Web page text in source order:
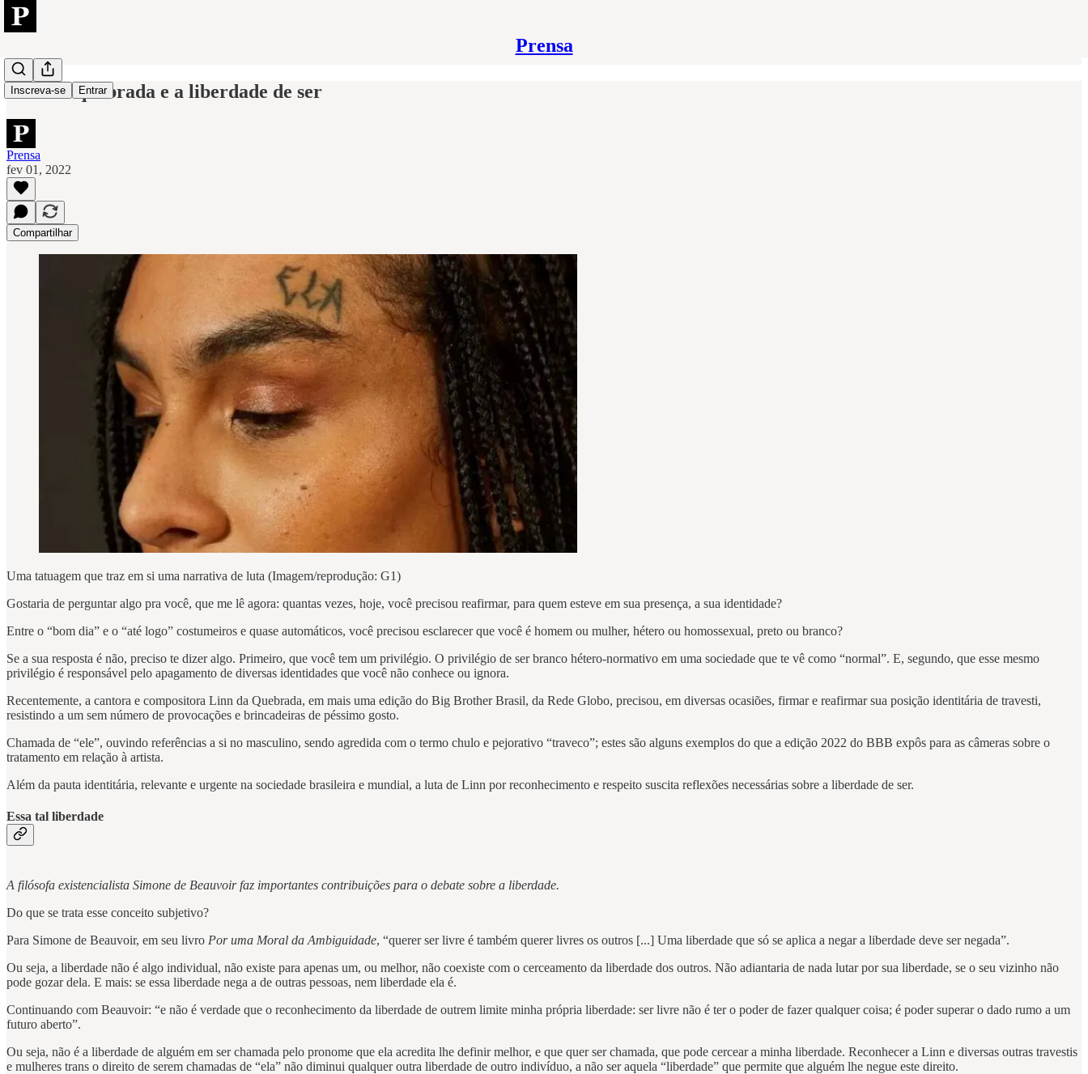
Prensa
Inscreva-se Entrar
Linn da quebrada e a liberdade de ser
Prensa
fev 01, 2022
Compartilhar
Uma tatuagem que traz em si uma narrativa de luta (Imagem/reprodução: G1)
Gostaria de perguntar algo pra você, que me lê agora: quantas vezes, hoje, você precisou reafirmar, para quem esteve em sua presença, a sua identidade?
Entre o “bom dia” e o “até logo” costumeiros e quase automáticos, você precisou esclarecer que você é homem ou mulher, hétero ou homossexual, preto ou branco?
Se a sua resposta é não, preciso te dizer algo. Primeiro, que você tem um privilégio. O privilégio de ser branco hétero-normativo em uma sociedade que te vê como “normal”. E, segundo, que esse mesmo
privilégio é responsável pelo apagamento de diversas identidades que você não conhece ou ignora.
Recentemente, a cantora e compositora Linn da Quebrada, em mais uma edição do Big Brother Brasil, da Rede Globo, precisou, em diversas ocasiões, firmar e reafirmar sua posição identitária de travesti,
resistindo a um sem número de provocações e brincadeiras de péssimo gosto.
Chamada de “ele”, ouvindo referências a si no masculino, sendo agredida com o termo chulo e pejorativo “traveco”; estes são alguns exemplos do que a edição 2022 do BBB expôs para as câmeras sobre o
tratamento em relação à artista.
Além da pauta identitária, relevante e urgente na sociedade brasileira e mundial, a luta de Linn por reconhecimento e respeito suscita reflexões necessárias sobre a liberdade de ser.
Essa tal liberdade
A filósofa existencialista Simone de Beauvoir faz importantes contribuições para o debate sobre a liberdade.
Do que se trata esse conceito subjetivo?
Para Simone de Beauvoir, em seu livro Por uma Moral da Ambiguidade, “querer ser livre é também querer livres os outros [...] Uma liberdade que só se aplica a negar a liberdade deve ser negada”.
Ou seja, a liberdade não é algo individual, não existe para apenas um, ou melhor, não coexiste com o cerceamento da liberdade dos outros. Não adiantaria de nada lutar por sua liberdade, se o seu vizinho não
pode gozar dela. E mais: se essa liberdade nega a de outras pessoas, nem liberdade ela é.
Continuando com Beauvoir: “e não é verdade que o reconhecimento da liberdade de outrem limite minha própria liberdade: ser livre não é ter o poder de fazer qualquer coisa; é poder superar o dado rumo a um
futuro aberto”.
Ou seja, não é a liberdade de alguém em ser chamada pelo pronome que ela acredita lhe definir melhor, e que quer ser chamada, que pode cercear a minha liberdade. Reconhecer a Linn e diversas outras travestis
e mulheres trans o direito de serem chamadas de “ela” não diminui qualquer outra liberdade de outro indivíduo, a não ser aquela “liberdade” que permite que alguém lhe negue este direito.